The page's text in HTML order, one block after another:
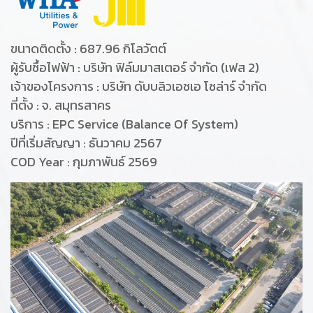
ขนาดติดตั้ง : 687.96 กิโลวัตต์
ผู้รับซื้อไฟฟ้า : บริษัท ฟิล์มมาสเตอร์ จำกัด (เฟส 2)
เจ้าของโครงการ : บริษัท ดับบลิวเอชเอ โซล่าร์ จำกัด
ที่ตั้ง : จ. สมุทรสาคร
บริการ : EPC Service (Balance Of System)
ปีที่เริ่มสัญญา : ธันวาคม 2567
COD Year : กุมภาพันธ์ 2569